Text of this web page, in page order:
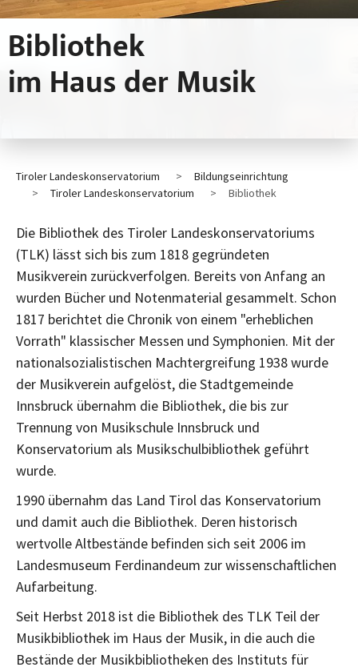
Bibliothek
im Haus der Musik
Tiroler Landeskonservatorium
Bildungseinrichtung
Tiroler Landeskonservatorium
Bibliothek
Die Bibliothek des Tiroler Landeskonservatoriums
(TLK) lässt sich bis zum 1818 gegründeten
Musikverein zurückverfolgen. Bereits von Anfang an
wurden Bücher und Notenmaterial gesammelt. Schon
1817 berichtet die Chronik von einem "erheblichen
Vorrath" klassischer Messen und Symphonien. Mit der
nationalsozialistischen Machtergreifung 1938 wurde
der Musikverein aufgelöst, die Stadtgemeinde
Innsbruck übernahm die Bibliothek, die bis zur
Trennung von Musikschule Innsbruck und
Konservatorium als Musikschulbibliothek geführt
wurde.
1990 übernahm das Land Tirol das Konservatorium
und damit auch die Bibliothek. Deren historisch
wertvolle Altbestände befinden sich seit 2006 im
Landesmuseum Ferdinandeum zur wissenschaftlichen
Aufarbeitung.
Seit Herbst 2018 ist die Bibliothek des TLK Teil der
Musikbibliothek im Haus der Musik, in die auch die
Bestände der Musikbibliotheken des Instituts für